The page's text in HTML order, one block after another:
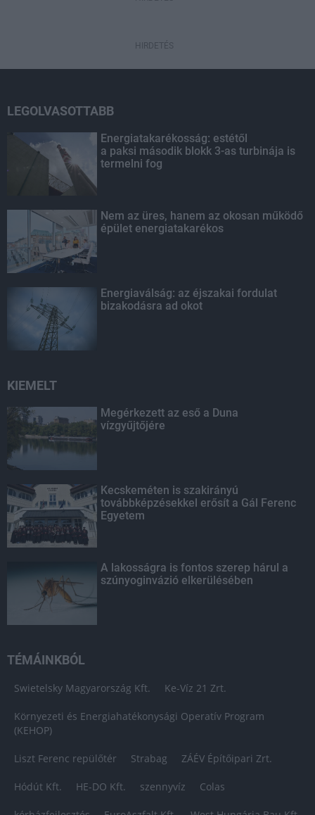
HIRDETÉS
LEGOLVASOTTABB
Energiatakarékosság: estétől
a paksi második blokk 3-as turbinája is
termelni fog
Nem az üres, hanem az okosan működő
épület energiatakarékos
Energiaválság: az éjszakai fordulat
bizakodásra ad okot
KIEMELT
Megérkezett az eső a Duna
vízgyűjtőjére
Kecskeméten is szakirányú
továbbképzésekkel erősít a Gál Ferenc
Egyetem
A lakosságra is fontos szerep hárul a
szúnyoginvázió elkerülésében
TÉMÁINKBÓL
Swietelsky Magyarország Kft. Ke-Víz 21 Zrt.
Környezeti és Energiahatékonysági Operatív Program
(KEHOP)
Liszt Ferenc repülőtér Strabag ZÁÉV Építőipari Zrt.
Hódút Kft. HE-DO Kft. szennyvíz Colas